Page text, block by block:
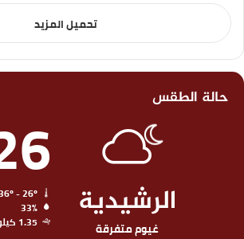
تحميل المزيد
حالة الطقس
الرشيدية
غيوم متفرقة
33%
1.35 كيلومتر/ساعة